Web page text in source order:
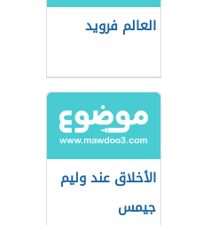
العالم فرويد
الأخلاق عند وليم
جيمس